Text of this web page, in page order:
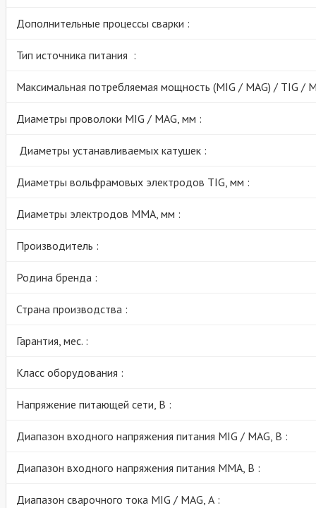
Дополнительные процессы сварки :
Тип источника питания :
Максимальная потребляемая мощность (MIG / MAG) / TIG /
Диаметры проволоки MIG / MAG, мм :
Диаметры устанавливаемых катушек :
Диаметры вольфрамовых электродов TIG, мм :
Диаметры электродов MMA, мм :
Производитель :
Родина бренда :
Страна производства :
Гарантия, мес. :
Класс оборудования :
Напряжение питающей сети, В :
Диапазон входного напряжения питания MIG / MAG, В :
Диапазон входного напряжения питания MMA, В :
Диапазон сварочного тока MIG / MAG, А :